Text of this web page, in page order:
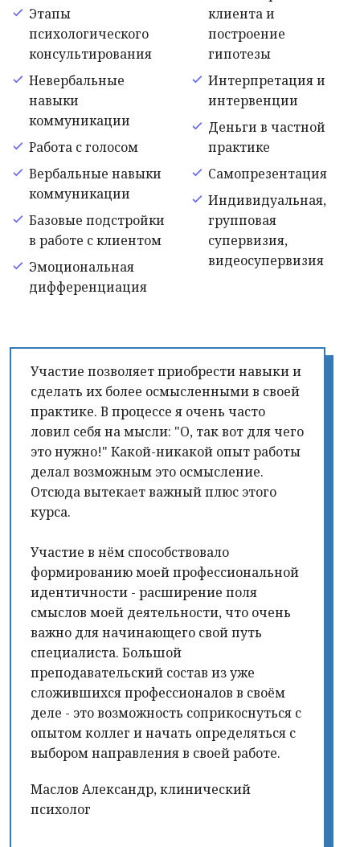
Этапы
психологического
консультирования
Невербальные
навыки
коммуникации
Работа с голосом
Вербальные навыки
коммуникации
Базовые подстройки
в работе с клиентом
Эмоциональная
дифференциация
клиента и
построение
гипотезы
Интерпретация и
интервенции
Деньги в частной
практике
Самопрезентация
Индивидуальная,
групповая
супервизия,
видеосупервизия
Участие позволяет приобрести навыки и
сделать их более осмысленными в своей
практике. В процессе я очень часто
ловил себя на мысли: "О, так вот для чего
это нужно!" Какой-никакой опыт работы
делал возможным это осмысление.
Отсюда вытекает важный плюс этого
курса.
Участие в нём способствовало
формированию моей профессиональной
идентичности - расширение поля
смыслов моей деятельности, что очень
важно для начинающего свой путь
специалиста. Большой
преподавательский состав из уже
сложившихся профессионалов в своём
деле - это возможность соприкоснуться с
опытом коллег и начать определяться с
выбором направления в своей работе.
Маслов Александр, клинический
психолог